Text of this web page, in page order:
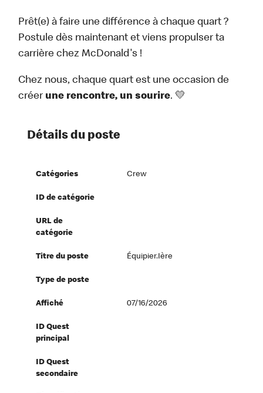
Prêt(e) à faire une différence à chaque quart ?
Postule dès maintenant et viens propulser ta
carrière chez McDonald's !
Chez nous, chaque quart est une occasion de
créer une rencontre, un sourire. 💛
Détails du poste
Catégories Crew
ID de catégorie
URL de
catégorie
Titre du poste Équipier.ière
Type de poste
Affiché 07/16/2026
ID Quest
principal
ID Quest
secondaire